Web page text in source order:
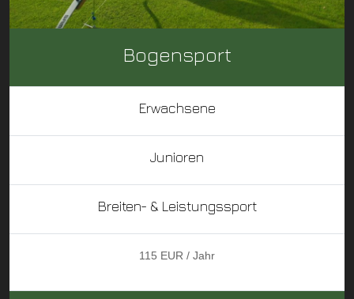
Bogensport
Erwachsene
Junioren
Breiten- & Leistungssport
115 EUR / Jahr